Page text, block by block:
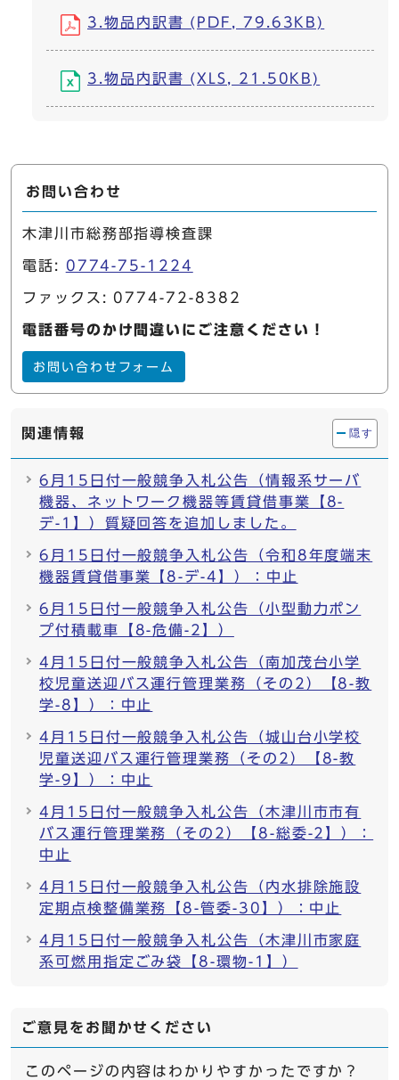
3.物品内訳書 (PDF, 79.63KB)
3.物品内訳書 (XLS, 21.50KB)
お問い合わせ
木津川市総務部指導検査課
電話: 0774-75-1224
ファックス: 0774-72-8382
電話番号のかけ間違いにご注意ください！
お問い合わせフォーム
関連情報 隠す
6月15日付一般競争入札公告（情報系サーバ
機器、ネットワーク機器等賃貸借事業【8-
デ-1】）質疑回答を追加しました。
6月15日付一般競争入札公告（令和8年度端末
機器賃貸借事業【8-デ-4】）：中止
6月15日付一般競争入札公告（小型動力ポン
プ付積載車【8-危備-2】）
4月15日付一般競争入札公告（南加茂台小学
校児童送迎バス運行管理業務（その2）【8-教
学-8】）：中止
4月15日付一般競争入札公告（城山台小学校
児童送迎バス運行管理業務（その2）【8-教
学-9】）：中止
4月15日付一般競争入札公告（木津川市市有
バス運行管理業務（その2）【8-総委-2】）：
中止
4月15日付一般競争入札公告（内水排除施設
定期点検整備業務【8-管委-30】）：中止
4月15日付一般競争入札公告（木津川市家庭
系可燃用指定ごみ袋【8-環物-1】）
ご意見をお聞かせください
このページの内容はわかりやすかったですか？